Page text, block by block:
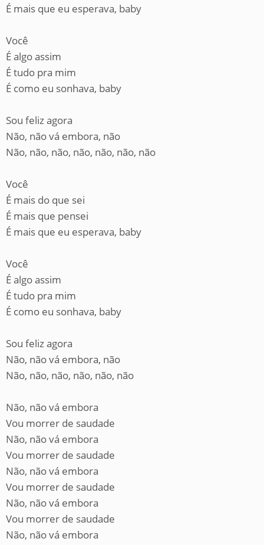
É mais que eu esperava, baby
Você
É algo assim
É tudo pra mim
É como eu sonhava, baby
Sou feliz agora
Não, não vá embora, não
Não, não, não, não, não, não, não
Você
É mais do que sei
É mais que pensei
É mais que eu esperava, baby
Você
É algo assim
É tudo pra mim
É como eu sonhava, baby
Sou feliz agora
Não, não vá embora, não
Não, não, não, não, não, não
Não, não vá embora
Vou morrer de saudade
Não, não vá embora
Vou morrer de saudade
Não, não vá embora
Vou morrer de saudade
Não, não vá embora
Vou morrer de saudade
Não, não vá embora